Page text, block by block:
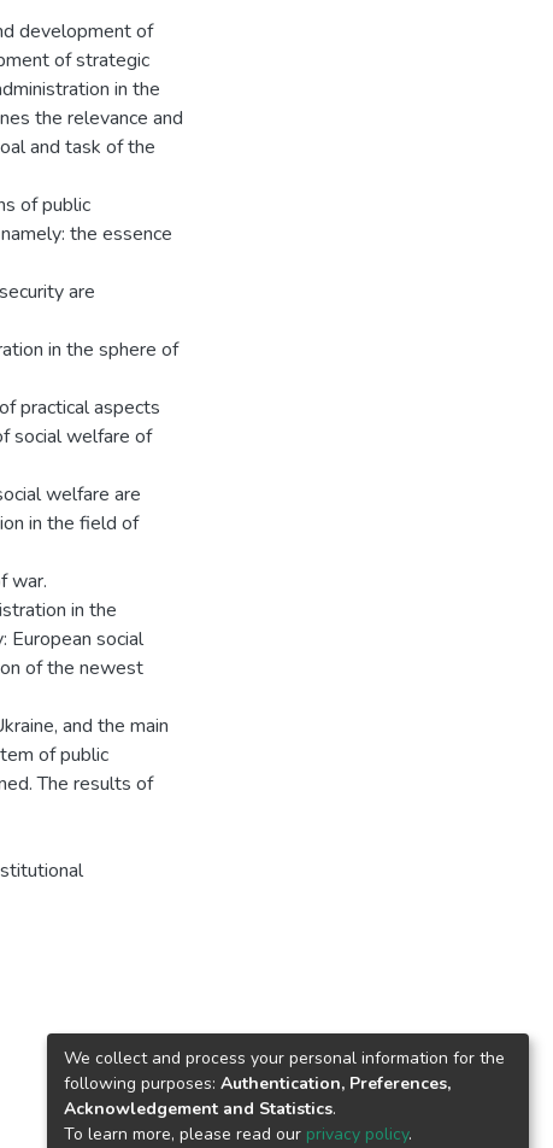
development of
of strategic
in the
the relevance and
and task of the
of public
the essence
are
in the sphere of
practical aspects
social welfare of
welfare are
in the field of
war.
in the
European social
of the newest
and the main
of public
The results of
We collect and process your personal information for the
following purposes: Authentication, Preferences,
Acknowledgement and Statistics.
To learn more, please read our privacy policy.